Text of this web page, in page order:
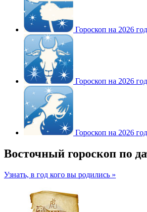
Гороскоп на 2026
Гороскоп на 2026
Гороскоп на 2026
Восточный гороскоп по
Узнать, в год кого вы родились »